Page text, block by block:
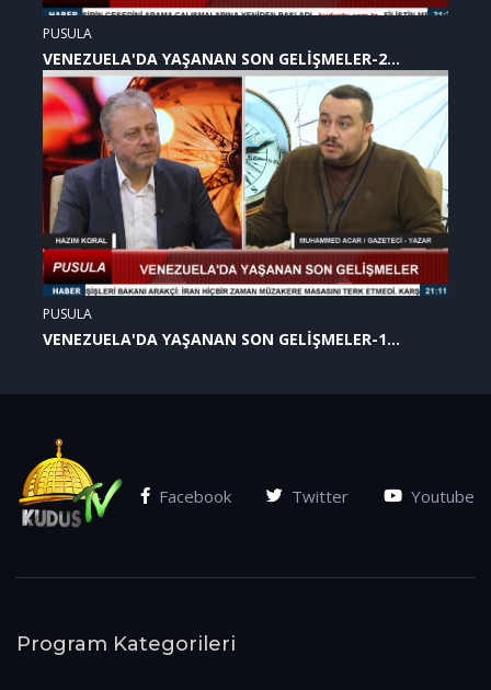
PUSULA
VENEZUELA'DA YAŞANAN SON GELİŞMELER-2
(07.01.2026)
PUSULA
VENEZUELA'DA YAŞANAN SON GELİŞMELER-1
Facebook Twitter Youtube
Program Kategorileri